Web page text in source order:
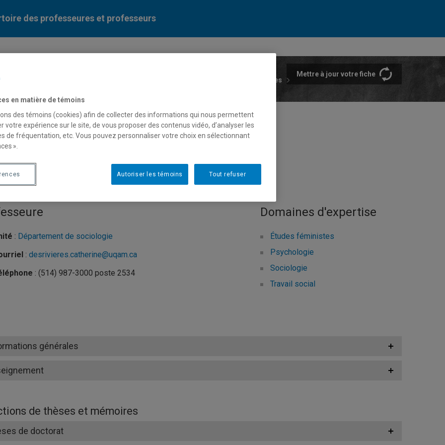
des professeures et professeurs
Liste des professeures et professeurs par départements et écoles
Mettre à jour votre fiche
Des Rivières-Pigeon
: Département de sociologie
: desrivieres.catherine@uqam.ca
: (514) 987-3000 poste 2534
Domaines d'expertise
Études féministes
Psychologie
Sociologie
Travail social
générales
de thèses et mémoires
de doctorat
en matière de témoins
des témoins (cookies) afin de collecter des informations qui nous permettent
votre expérience sur le site, de vous proposer des contenus vidéo, d’analyser les
de fréquentation, etc. Vous pouvez personnaliser votre choix en sélectionnant
».
Tout refuser
Autoriser les témoins